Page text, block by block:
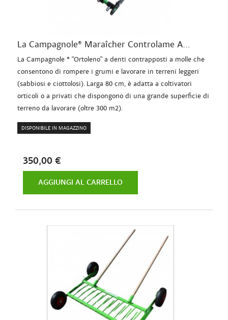
La Campagnole® Maraîcher Controlame A...
La Campagnole ® "Ortoleno" a denti contrapposti a molle che
consentono di rompere i grumi e lavorare in terreni leggeri
(sabbiosi e ciottolosi). Larga 80 cm, è adatta a coltivatori
orticoli o a privati che dispongono di una grande superficie di
terreno da lavorare (oltre 300 m2).
DISPONIBILE IN MAGAZZINO
350,00 €
AGGIUNGI AL CARRELLO